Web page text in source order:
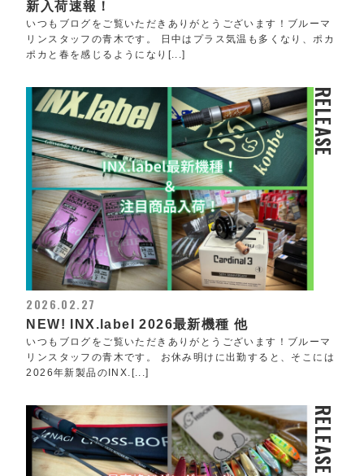
新入荷速報！
いつもブログをご覧いただきありがとうございます！ブルーマ
リンスタッフの青木です。 日中はプラス気温も多くなり、ポカ
ポカと春を感じるようになり[...]
RELEASE
2026.02.27
NEW! INX.label 2026最新機種 他
いつもブログをご覧いただきありがとうございます！ブルーマ
リンスタッフの青木です。 お休み明けに出勤すると、そこには
2026年新製品のINX.[...]
RELEASE